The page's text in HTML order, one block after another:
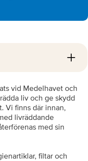
vid Medelhavet och
liv och ge skydd
Vi finns där innan,
livräddande
med sin
filtar och